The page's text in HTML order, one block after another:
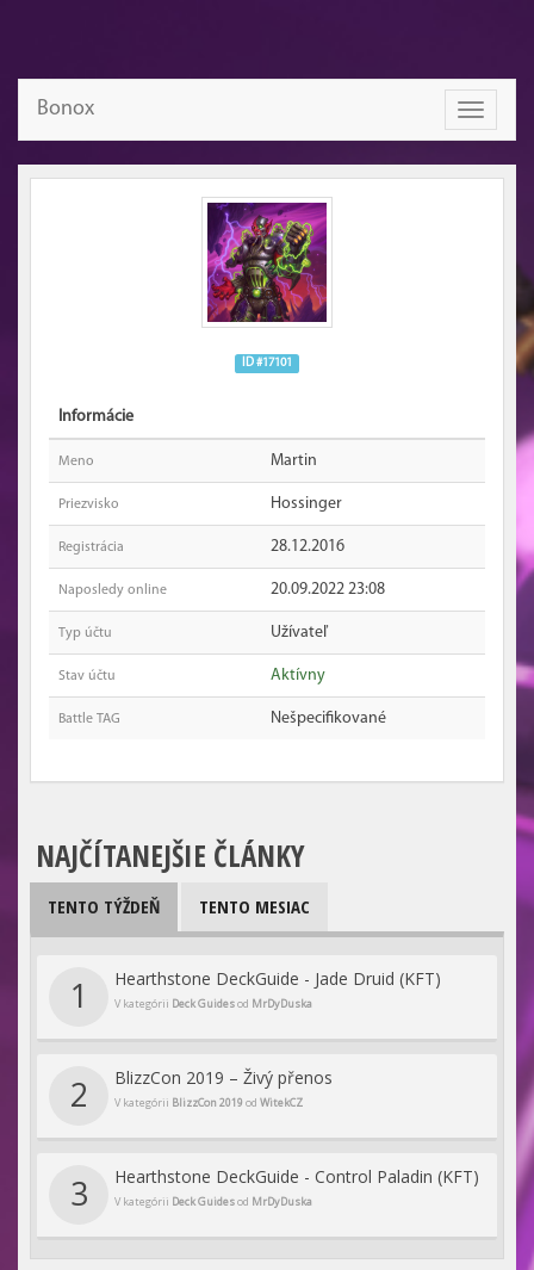
Toggle
Bonox
ID #17101
Informácie
Meno Martin
Priezvisko Hossinger
Registrácia 28.12.2016
Naposledy online 20.09.2022 23:08
Typ účtu Užívateľ
Stav účtu Aktívny
Battle TAG Nešpecifikované
NAJČÍTANEJŠIE ČLÁNKY
TENTO TÝŽDEŇ TENTO MESIAC
1 Hearthstone DeckGuide - Jade Druid (KFT)
V kategórii Deck Guidesod MrDyDuska
2 BlizzCon 2019 – Živý přenos
V kategórii BlizzCon 2019 od WitekCZ
3 Hearthstone DeckGuide - Control Paladin (KFT)
V kategórii Deck Guidesod MrDyDuska